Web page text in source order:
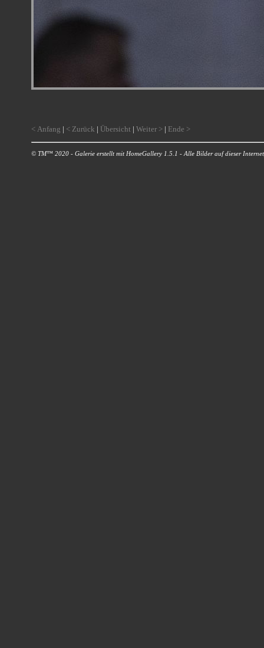
< Anfang | < Zurück | Übersicht |Weiter > | Ende >
© TM™ 2020 - Galerie erstellt mit HomeGallery 1.5.1 - Alle Bilder auf dieser